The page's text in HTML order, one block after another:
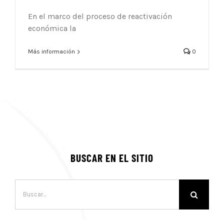
En el marco del proceso de reactivación
económica la
Más información 0
BUSCAR EN EL SITIO